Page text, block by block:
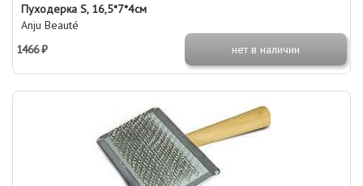
Пуходерка S, 16,5*7*4см
Anju Beauté
1466 ₽
нет в наличии